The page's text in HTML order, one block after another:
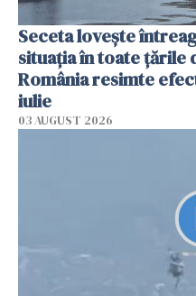
Seceta lovește
situația în toate țările
România resimte
iulie
03 AUGUST 2026